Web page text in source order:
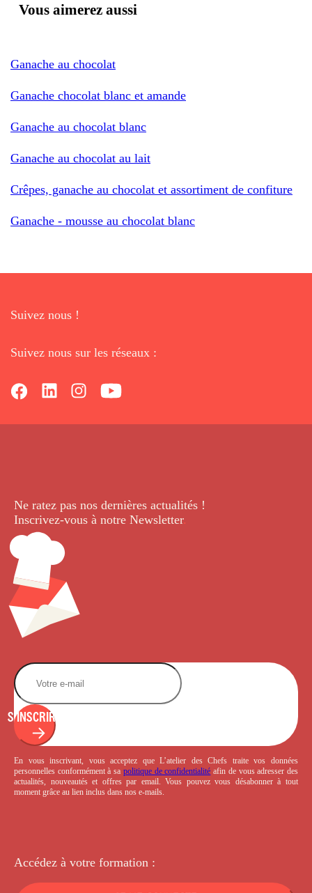
Vous aimerez aussi
Ganache au chocolat
Ganache chocolat blanc et amande
Ganache au chocolat blanc
Ganache au chocolat au lait
Crêpes, ganache au chocolat et assortiment de confiture
Ganache - mousse au chocolat blanc
Suivez nous !
Suivez nous sur les réseaux :
Ne ratez pas nos dernières actualités !
Inscrivez-vous à notre Newsletter.
S'INSCRIRE
En vous inscrivant, vous acceptez que L’atelier des Chefs traite vos données
personnelles conformément à sa politique de confidentialité afin de vous adresser des
actualités, nouveautés et offres par email. Vous pouvez vous désabonner à tout
moment grâce au lien inclus dans nos e-mails.
Accédez à votre formation :